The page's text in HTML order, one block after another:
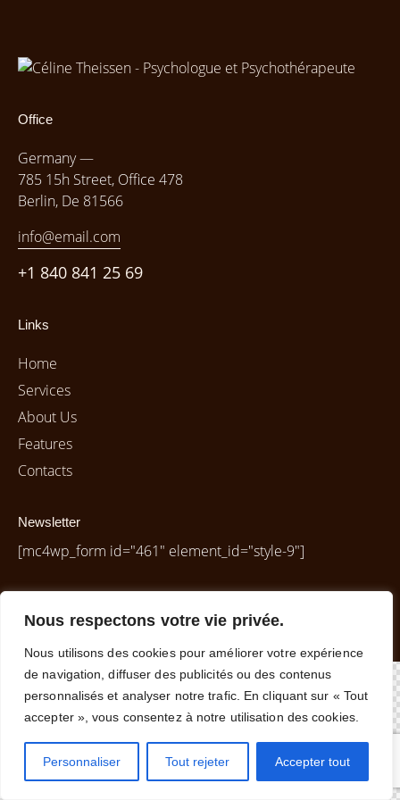
Nous respectons votre vie privée.
Nous utilisons des cookies pour améliorer votre expérience
de navigation, diffuser des publicités ou des contenus
personnalisés et analyser notre trafic. En cliquant sur « Tout
accepter », vous consentez à notre utilisation des cookies.
Personnaliser Tout rejeter Accepter tout
Office
Germany —
785 15h Street, Office 478
Berlin, De 81566
info@email.com
+1 840 841 25 69
Links
Home
Services
About Us
Features
Contacts
Newsletter
[mc4wp_form id="461" element_id="style-9"]
© {{Y}}. All Rights Reserved.